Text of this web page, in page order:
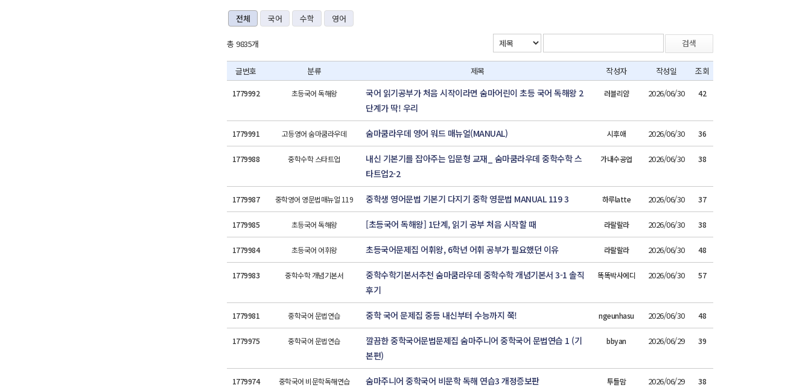
전체 국어 수학 영어
총 9835개 검색
글번호 분류 제목 작성자 작성일 조회
1779992 초등국어 독해왕
국어 읽기공부가 처음 시작이라면 숨마어린이 초등 국어 독해왕 2
단계가 딱! 우리
러블리얌 2026/06/30 42
1779991 고등영어 숨마쿰라우데 숨마쿰라우데 영어 워드 매뉴얼(MANUAL) 시후애 2026/06/30 36
1779988 중학수학 스타트업
내신 기본기를 잡아주는 입문형 교재_ 숨마쿰라우데 중학수학 스
타트업2-2
가내수공업 2026/06/30 38
1779987 중학영어 영문법매뉴얼 119 중학생 영어문법 기본기 다지기 중학 영문법 MANUAL 119 3 하루latte 2026/06/30 37
1779985 초등국어 독해왕 [초등국어 독해왕] 1단계, 읽기 공부 처음 시작할 때 라랄랄라 2026/06/30 38
1779984 초등국어 어휘왕 초등국어문제집 어휘왕, 6학년 어휘 공부가 필요했던 이유 라랄랄라 2026/06/30 48
1779983 중학수학 개념기본서
중학수학기본서추천 숨마쿰라우데 중학수학 개념기본서 3-1 솔직
후기
똑똑박사에디 2026/06/30 57
1779981 중학국어 문법연습 중학 국어 문제집 중등 내신부터 수능까지 쭉! ngeunhasu 2026/06/30 48
1779975 중학국어 문법연습
깔끔한 중학국어문법문제집 숨마주니어 중학국어 문법연습 1 (기
본편)
bbyan 2026/06/29 39
1779974 중학국어 비문학독해연습 숨마주니어 중학국어 비문학 독해 연습3 개정증보판 투들맘 2026/06/29 38